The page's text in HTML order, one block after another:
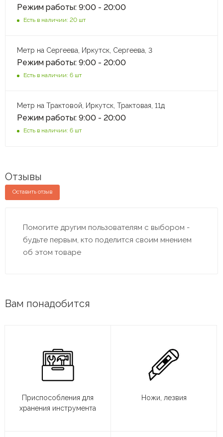
Режим работы: 9:00 - 20:00
Есть в наличии: 20 шт
Метр на Сергеева, Иркутск, Сергеева, 3
Режим работы: 9:00 - 20:00
Есть в наличии: 6 шт
Метр на Трактовой, Иркутск, Трактовая, 11д
Режим работы: 9:00 - 20:00
Есть в наличии: 6 шт
Отзывы
Оставить отзыв
Помогите другим пользователям с выбором -
будьте первым, кто поделится своим мнением
об этом товаре
Вам понадобится
Приспособления для
хранения инструмента
Ножи, лезвия